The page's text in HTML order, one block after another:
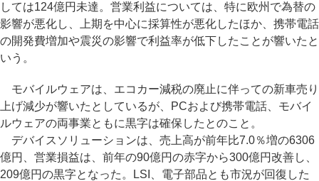
しては124億円未達。営業利益については、特に欧州で為替の
影響が悪化し、上期を中心に採算性が悪化したほか、携帯電話
の開発費増加や震災の影響で利益率が低下したことが響いたと
いう。
モバイルウェアは、エコカー減税の廃止に伴っての新車売り
上げ減少が響いたとしているが、PCおよび携帯電話、モバイ
ルウェアの両事業ともに黒字は確保したとのこと。
デバイスソリューションは、売上高が前年比7.0％増の6306
億円、営業損益は、前年の90億円の赤字から300億円改善し、
209億円の黒字となった。LSI、電子部品とも市況が回復した